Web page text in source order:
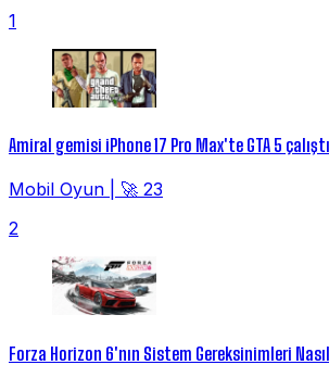
1
Amiral gemisi iPhone 17 Pro Max'te GTA 5
Mobil Oyun
🚀 23
2
Forza Horizon 6'nın Sistem Gereksinimleri